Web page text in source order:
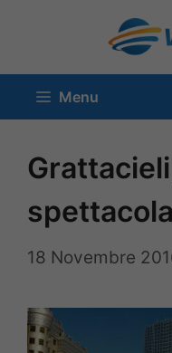
contenuto
Menu
18 Novembre